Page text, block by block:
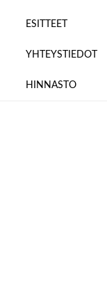
ESITTEET
YHTEYSTIEDOT
HINNASTO